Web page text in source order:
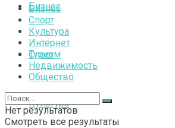
Бизнес
Спорт
Культура
Бизнес
Спорт
Культура
Интернет
Туризм
Недвижимость
Общество
Нет результатов
Смотреть все результаты